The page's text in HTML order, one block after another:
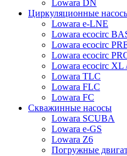
Lowara DN
Циркуляционные
Lowara e-LNE
Lowara ecocirc
Lowara ecocirc
Lowara ecocirc
Lowara ecocirc XL
Lowara TLC
Lowara FLC
Lowara FC
Скважинные насосы
Lowara SCUBA
Lowara e-GS
Lowara Z6
Погружные